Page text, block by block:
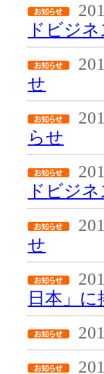
ドビジ
せ
らせ
ドビジ
せ
日本」